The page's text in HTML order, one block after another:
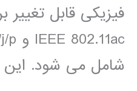
فیزیکی قابل تغییر
شامل می شود.